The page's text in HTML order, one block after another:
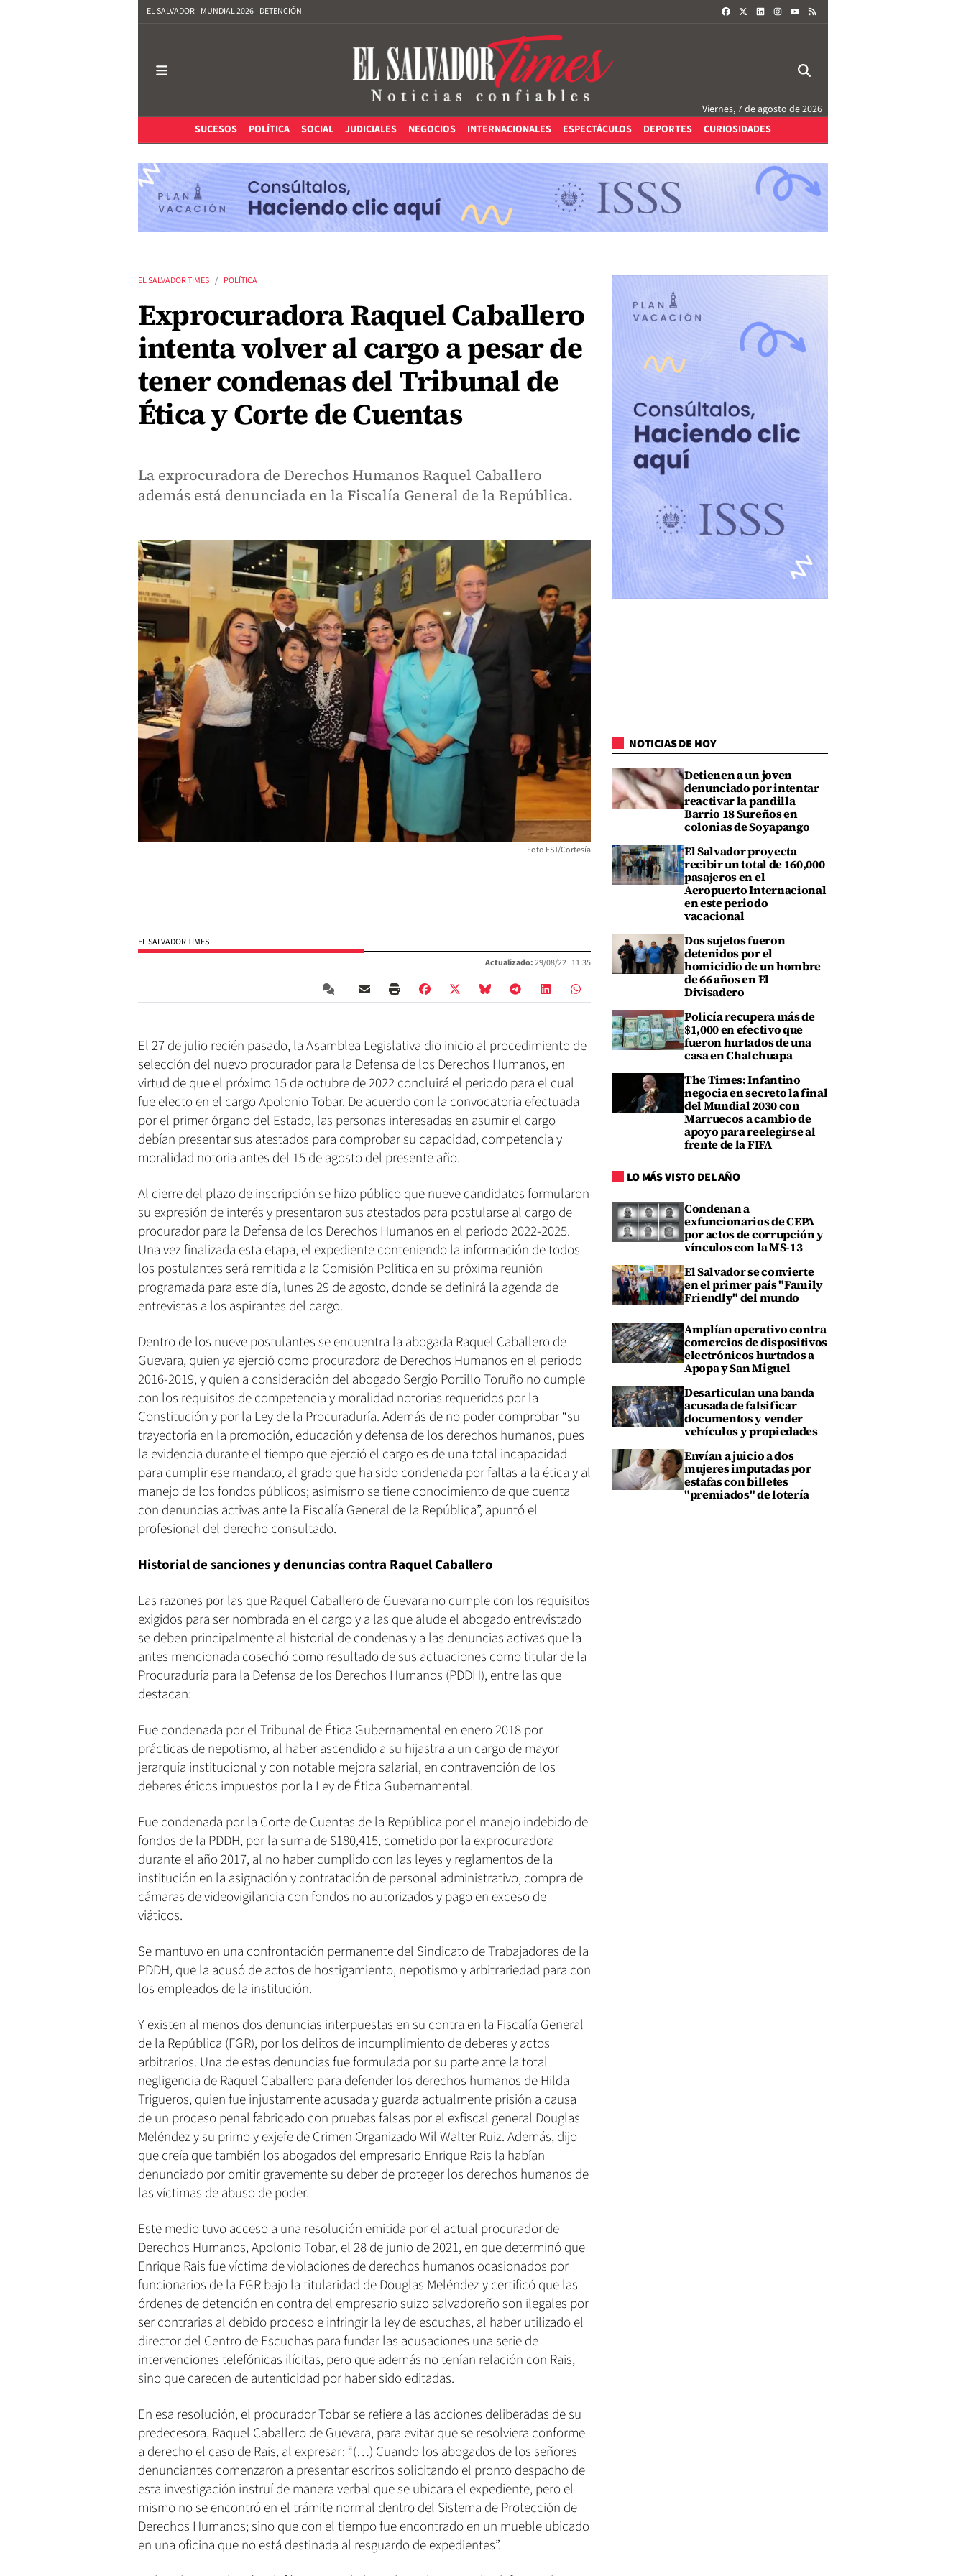
EL SALVADOR MUNDIAL 2026 DETENCIÓN FACEBOOKLINKEDININSTAGRAM
Viernes, 7 de agosto de 2026
SUCESOS
POLÍTICA SOCIAL JUDICIALES NEGOCIOS INTERNACIONALES ESPECTÁCULOS DEPORTES CURIOSIDADES
EL SALVADOR TIMES POLÍTICA
Exprocuradora Raquel Caballero
intenta volver al cargo a pesar de
tener condenas del Tribunal de
Ética y Corte de Cuentas
La exprocuradora de Derechos Humanos Raquel Caballero
además está denunciada en la Fiscalía General de la República.
Foto EST/Cortesía
EL SALVADOR TIMES
Actualizado:29/08/22 | 11:35
El 27 de julio recién pasado, la Asamblea Legislativa dio inicio al procedimiento de
selección del nuevo procurador para la Defensa de los Derechos Humanos, en
virtud de que el próximo 15 de octubre de 2022 concluirá el periodo para el cual
fue electo en el cargo Apolonio Tobar. De acuerdo con la convocatoria efectuada
por el primer órgano del Estado, las personas interesadas en asumir el cargo
debían presentar sus atestados para comprobar su capacidad, competencia y
moralidad notoria antes del 15 de agosto del presente año.
Al cierre del plazo de inscripción se hizo público que nueve candidatos formularon
su expresión de interés y presentaron sus atestados para postularse al cargo de
procurador para la Defensa de los Derechos Humanos en el periodo 2022-2025.
Una vez finalizada esta etapa, el expediente conteniendo la información de todos
los postulantes será remitida a la Comisión Política en su próxima reunión
programada para este día, lunes 29 de agosto, donde se definirá la agenda de
entrevistas a los aspirantes del cargo.
Dentro de los nueve postulantes se encuentra la abogada Raquel Caballero de
Guevara, quien ya ejerció como procuradora de Derechos Humanos en el periodo
2016-2019, y quien a consideración del abogado Sergio Portillo Toruño no cumple
con los requisitos de competencia y moralidad notorias requeridos por la
Constitución y por la Ley de la Procuraduría. Además de no poder comprobar “su
trayectoria en la promoción, educación y defensa de los derechos humanos, pues
la evidencia durante el tiempo que ejerció el cargo es de una total incapacidad
para cumplir ese mandato, al grado que ha sido condenada por faltas a la ética y al
manejo de los fondos públicos; asimismo se tiene conocimiento de que cuenta
con denuncias activas ante la Fiscalía General de la República”, apuntó el
profesional del derecho consultado.
Historial de sanciones y denuncias contra Raquel Caballero
Las razones por las que Raquel Caballero de Guevara no cumple con los requisitos
exigidos para ser nombrada en el cargo y a las que alude el abogado entrevistado
se deben principalmente al historial de condenas y a las denuncias activas que la
antes mencionada cosechó como resultado de sus actuaciones como titular de la
Procuraduría para la Defensa de los Derechos Humanos (PDDH), entre las que
destacan:
Fue condenada por el Tribunal de Ética Gubernamental en enero 2018 por
prácticas de nepotismo, al haber ascendido a su hijastra a un cargo de mayor
jerarquía institucional y con notable mejora salarial, en contravención de los
deberes éticos impuestos por la Ley de Ética Gubernamental.
Fue condenada por la Corte de Cuentas de la República por el manejo indebido de
fondos de la PDDH, por la suma de $180,415, cometido por la exprocuradora
durante el año 2017, al no haber cumplido con las leyes y reglamentos de la
institución en la asignación y contratación de personal administrativo, compra de
cámaras de videovigilancia con fondos no autorizados y pago en exceso de
viáticos.
Se mantuvo en una confrontación permanente del Sindicato de Trabajadores de la
PDDH, que la acusó de actos de hostigamiento, nepotismo y arbitrariedad para con
los empleados de la institución.
Y existen al menos dos denuncias interpuestas en su contra en la Fiscalía General
de la República (FGR), por los delitos de incumplimiento de deberes y actos
arbitrarios. Una de estas denuncias fue formulada por su parte ante la total
negligencia de Raquel Caballero para defender los derechos humanos de Hilda
Trigueros, quien fue injustamente acusada y guarda actualmente prisión a causa
de un proceso penal fabricado con pruebas falsas por el exfiscal general Douglas
Meléndez y su primo y exjefe de Crimen Organizado Wil Walter Ruiz. Además, dijo
que creía que también los abogados del empresario Enrique Rais la habían
denunciado por omitir gravemente su deber de proteger los derechos humanos de
las víctimas de abuso de poder.
Este medio tuvo acceso a una resolución emitida por el actual procurador de
Derechos Humanos, Apolonio Tobar, el 28 de junio de 2021, en que determinó que
Enrique Rais fue víctima de violaciones de derechos humanos ocasionados por
funcionarios de la FGR bajo la titularidad de Douglas Meléndez y certificó que las
órdenes de detención en contra del empresario suizo salvadoreño son ilegales por
ser contrarias al debido proceso e infringir la ley de escuchas, al haber utilizado el
director del Centro de Escuchas para fundar las acusaciones una serie de
intervenciones telefónicas ilícitas, pero que además no tenían relación con Rais,
sino que carecen de autenticidad por haber sido editadas.
En esa resolución, el procurador Tobar se refiere a las acciones deliberadas de su
predecesora, Raquel Caballero de Guevara, para evitar que se resolviera conforme
a derecho el caso de Rais, al expresar: “(…) Cuando los abogados de los señores
denunciantes comenzaron a presentar escritos solicitando el pronto despacho de
esta investigación instruí de manera verbal que se ubicara el expediente, pero el
mismo no se encontró en el trámite normal dentro del Sistema de Protección de
Derechos Humanos; sino que con el tiempo fue encontrado en un mueble ubicado
en una oficina que no está destinada al resguardo de expedientes”.
NOTICIAS DE HOY
Detienen a un joven
denunciado por intentar
reactivar la pandilla
Barrio 18 Sureños en
colonias de Soyapango
El Salvador proyecta
recibir un total de 160,000
pasajeros en el
Aeropuerto Internacional
en este periodo
vacacional
Dos sujetos fueron
detenidos por el
homicidio de un hombre
de 66 años en El
Divisadero
Policía recupera más de
$1,000 en efectivo que
fueron hurtados de una
casa en Chalchuapa
The Times: Infantino
negocia en secreto la final
del Mundial 2030 con
Marruecos a cambio de
apoyo para reelegirse al
frente de la FIFA
LO MÁS VISTO DEL AÑO
Condenan a
exfuncionarios de CEPA
por actos de corrupción y
vínculos con la MS-13
El Salvador se convierte
en el primer país "Family
Friendly" del mundo
Amplían operativo contra
comercios de dispositivos
electrónicos hurtados a
Apopa y San Miguel
Desarticulan una banda
acusada de falsificar
documentos y vender
vehículos y propiedades
Envían a juicio a dos
mujeres imputadas por
estafas con billetes
"premiados" de lotería